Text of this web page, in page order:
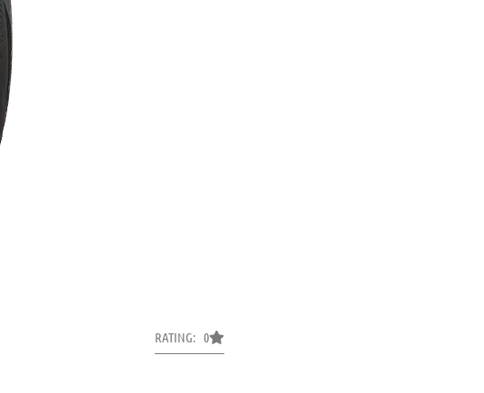
RATING: 0